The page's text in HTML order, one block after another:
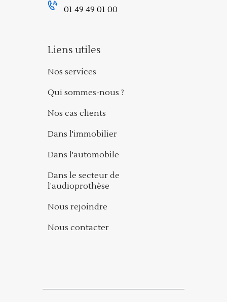
01 49 49 01 00
Liens utiles
Nos services
Qui sommes-nous ?
Nos cas clients
Dans l'immobilier
Dans l'automobile
Dans le secteur de
l’audioprothèse
Nous rejoindre
Nous contacter